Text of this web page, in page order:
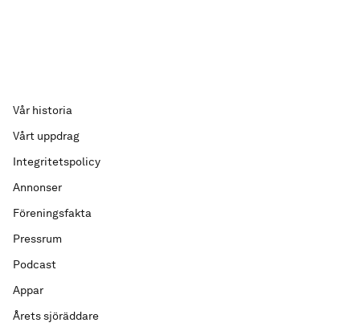
Vår historia
Vårt uppdrag
Integritetspolicy
Annonser
Föreningsfakta
Pressrum
Podcast
Appar
Årets sjöräddare